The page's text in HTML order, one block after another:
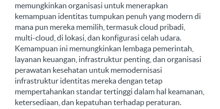
memungkinkan organisasi untuk menerapkan
kemampuan identitas tumpukan penuh yang modern di
mana pun mereka memilih, termasuk cloud pribadi,
multi-cloud, di lokasi, dan konfigurasi celah udara.
Kemampuan ini memungkinkan lembaga pemerintah,
layanan keuangan, infrastruktur penting, dan organisasi
perawatan kesehatan untuk memodernisasi
infrastruktur identitas mereka dengan tetap
mempertahankan standar tertinggi dalam hal keamanan,
ketersediaan, dan kepatuhan terhadap peraturan.